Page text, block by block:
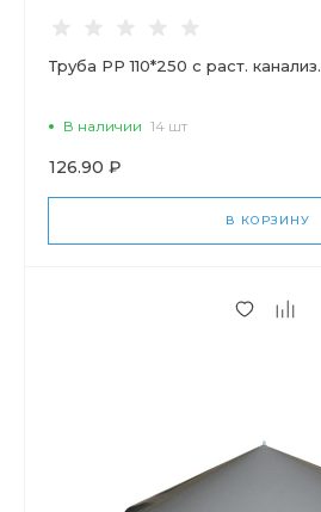
Труба РР 110*250 с раст. канализ.
В наличии 14 шт
126.90 ₽
В КОРЗИНУ